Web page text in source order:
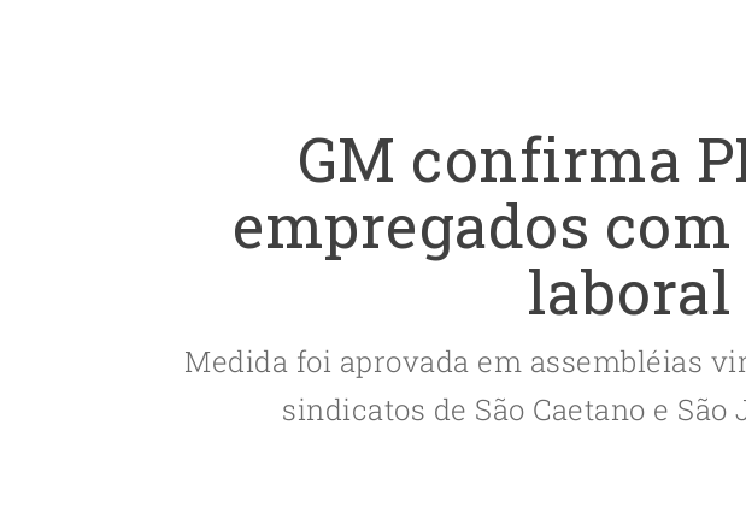
GM confirma
empregados
laboral
Medida foi aprovada em assembléias
sindicatos de São Caetano e São